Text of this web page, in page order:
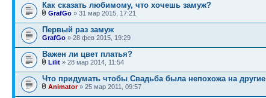
Как сказать любимому, что хочешь замуж?
GrafGo » 31 мар 2015, 17:21
Первый раз замуж
GrafGo » 28 фев 2015, 19:29
Важен ли цвет платья?
Lilit » 28 мар 2014, 11:54
Что придумать чтобы Свадьба была непохожа на другие
Animator» 25 мар 2011, 09:57